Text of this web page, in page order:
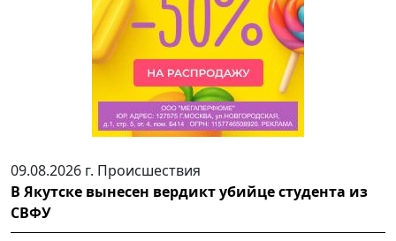
09.08.2026 г. Происшествия
В Якутске вынесен вердикт убийце студента из
СВФУ